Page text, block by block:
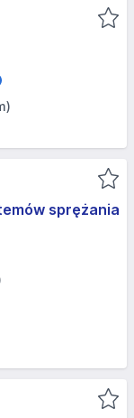
sprężania